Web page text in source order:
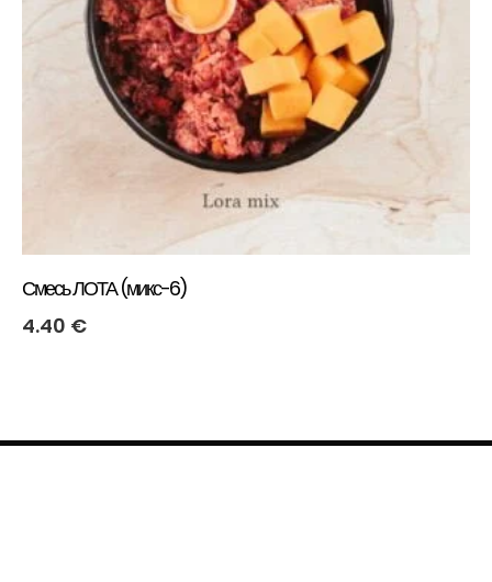
Смесь ЛОТА (микс-6)
4.40 €